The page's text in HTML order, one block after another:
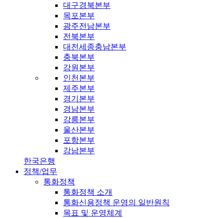
대구경북본부
목포본부
광주전남본부
전북본부
대전세종충남본부
충북본부
강원본부
인천본부
제주본부
경기본부
경남본부
강릉본부
울산본부
포항본부
강남본부
한국은행
정책/업무
통화정책
통화정책 소개
통화신용정책 운영의 일반원칙
목표 및 운영체계